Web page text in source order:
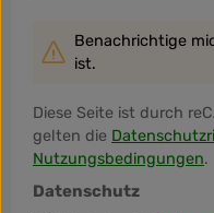
Benachrichtige
ist.
Diese Seite ist durch
gelten die
Nutzungsbedingungen.
Datenschutz